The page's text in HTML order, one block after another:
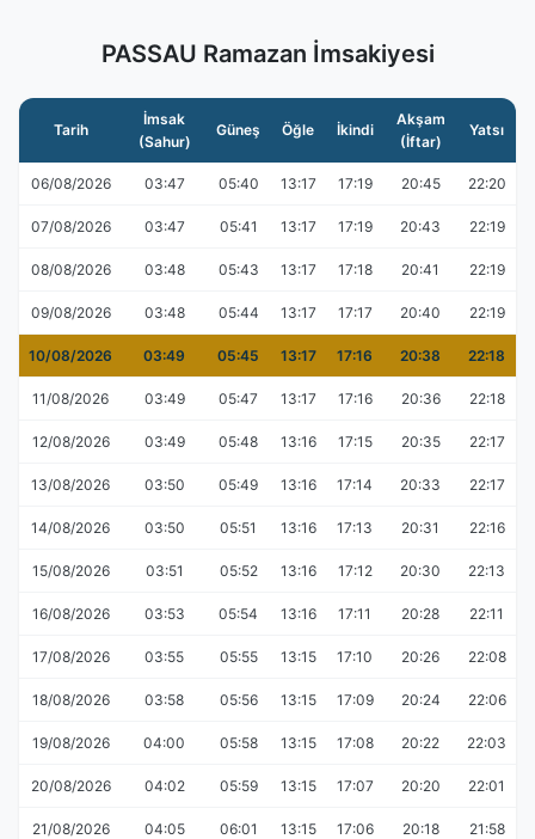
PASSAU Ramazan İmsakiyesi
Tarih
İmsak
(Sahur)
Güneş Öğle İkindi
Akşam
(İftar)
Yatsı
06/08/2026 03:47 05:40 13:17 17:19 20:45 22:20
07/08/2026 03:47 05:41 13:17 17:19 20:43 22:19
08/08/2026 03:48 05:43 13:17 17:18 20:41 22:19
09/08/2026 03:48 05:44 13:17 17:17 20:40 22:19
10/08/2026 03:49 05:45 13:17 17:16 20:38 22:18
11/08/2026 03:49 05:47 13:17 17:16 20:36 22:18
12/08/2026 03:49 05:48 13:16 17:15 20:35 22:17
13/08/2026 03:50 05:49 13:16 17:14 20:33 22:17
14/08/2026 03:50 05:51 13:16 17:13 20:31 22:16
15/08/2026 03:51 05:52 13:16 17:12 20:30 22:13
16/08/2026 03:53 05:54 13:16 17:11 20:28 22:11
17/08/2026 03:55 05:55 13:15 17:10 20:26 22:08
18/08/2026 03:58 05:56 13:15 17:09 20:24 22:06
19/08/2026 04:00 05:58 13:15 17:08 20:22 22:03
20/08/2026 04:02 05:59 13:15 17:07 20:20 22:01
21/08/2026 04:05 06:01 13:15 17:06 20:18 21:58